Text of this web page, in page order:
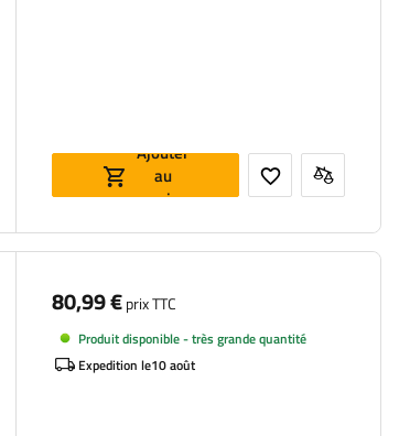
Ajouter
au
panier
80,99 €prix TTC
Produit disponible - très grande quantité
Expedition le10 août